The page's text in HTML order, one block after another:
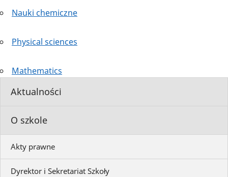
Aktualności
O szkole
Akty prawne
Dyrektor i Sekretariat Szkoły
Nauki chemiczne
Physical sciences
Mathematics